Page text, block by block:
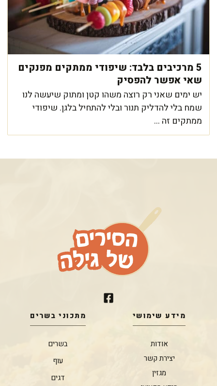
5 מרכיבים בלבד: שיפודי ממתקים מפנקים
שאי אפשר להפסיק
יש ימים שאני רק רוצה משהו קטן ומתוק שיעשה לנו
שמח בלי להדליק תנור ובלי להתחיל בלגן. שיפודי
ממתקים זה ...
מידע שימושי
אודות
יצירת קשר
מגזין
מתכוני בשרים
בשרים
עוף
דגים